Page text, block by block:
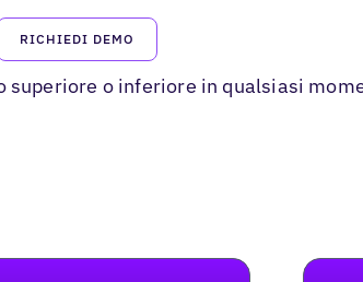
RICHIEDI DEMO
superiore o inferiore in qualsiasi